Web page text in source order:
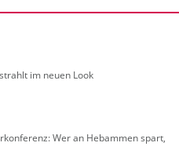
im neuen Look
Wer an Heb­am­men spart,